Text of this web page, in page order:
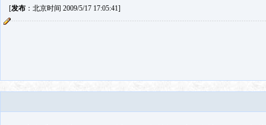
[发布：北京时间 2009/5/17 17:05:41]